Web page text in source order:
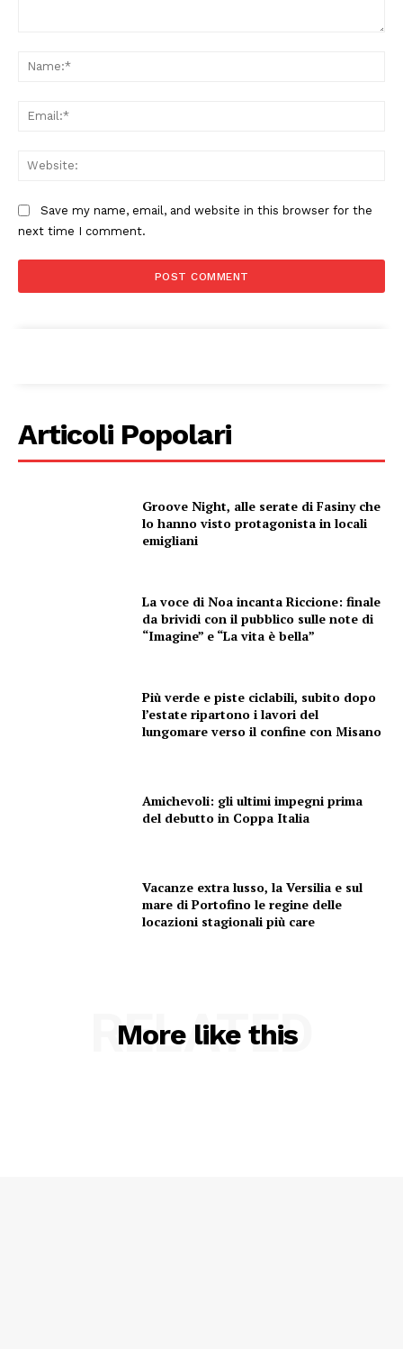
Menu
AREEINTERNE
Canale TV 70/80/90
CONTENUTI
ECONOMIA
Save my name, email, and website in this browser for the
next time I comment.
Articoli Popolari
Groove Night, alle serate di Fasiny che
lo hanno visto protagonista in locali
emigliani
La voce di Noa incanta Riccione: finale
da brividi con il pubblico sulle note di
“Imagine” e “La vita è bella”
Più verde e piste ciclabili, subito dopo
l’estate ripartono i lavori del
lungomare verso il confine con Misano
Amichevoli: gli ultimi impegni prima
del debutto in Coppa Italia
Vacanze extra lusso, la Versilia e sul
mare di Portofino le regine delle
locazioni stagionali più care
More like this
RELATED